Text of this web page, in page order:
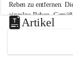
e
u
s
d
Reben zu entfernen.
einzelne Reben.
Weinbaugesetz sind
unzulässige
helfen wir zusammen
vor den
Artikel